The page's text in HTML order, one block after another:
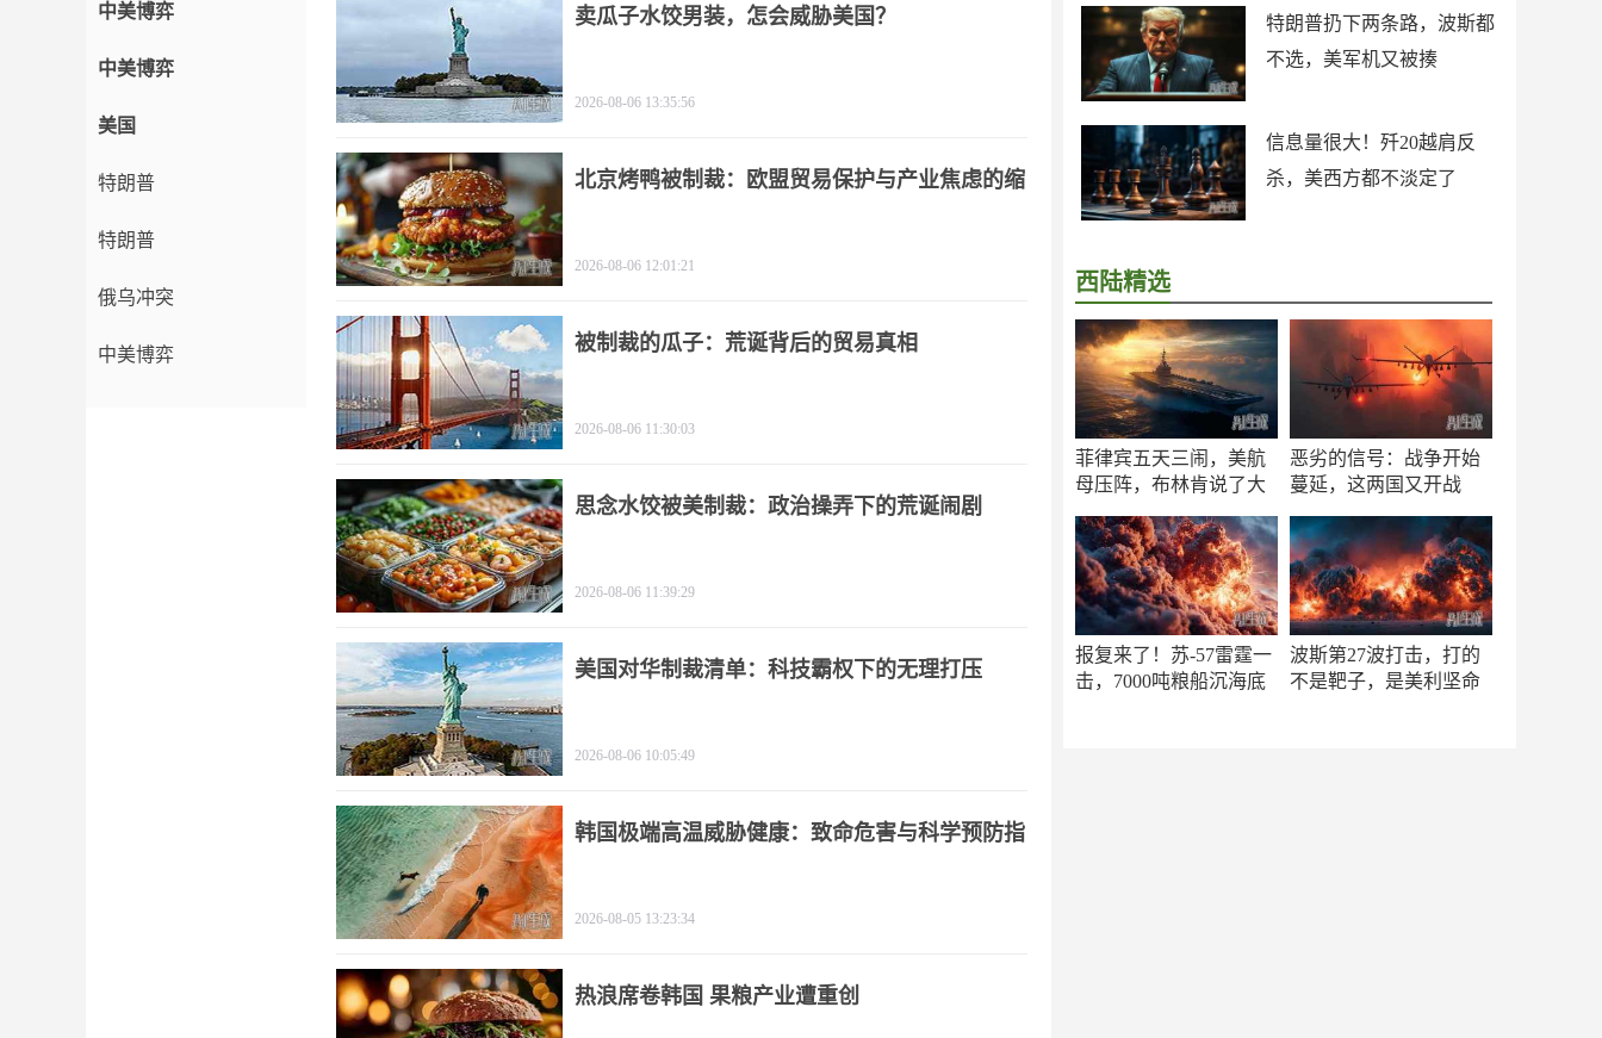
特朗普扔下两条路，波斯都
不选，美军机又被揍
信息量很大！歼20越肩反
杀，美西方都不淡定了
西陆精选
菲律宾五天三闹，美航
母压阵，布林肯说了大
恶劣的信号：战争开始
蔓延，这两国又开战
报复来了！苏-57雷霆一
击，7000吨粮船沉海底
波斯第27波打击，打的
不是靶子，是美利坚命
中美博弈
中美博弈
美国
特朗普
特朗普
俄乌冲突
中美博弈
卖瓜子水饺男装，怎会威胁美国？
2026-08-06 13:35:56
北京烤鸭被制裁：欧盟贸易保护与产业焦虑的缩
2026-08-06 12:01:21
被制裁的瓜子：荒诞背后的贸易真相
2026-08-06 11:30:03
思念水饺被美制裁：政治操弄下的荒诞闹剧
2026-08-06 11:39:29
美国对华制裁清单：科技霸权下的无理打压
2026-08-06 10:05:49
韩国极端高温威胁健康：致命危害与科学预防指
2026-08-05 13:23:34
热浪席卷韩国 果粮产业遭重创